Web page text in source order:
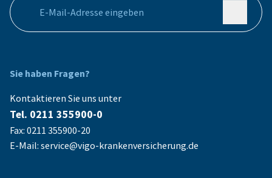
Ihre E-Mail Adresse
Sie haben Fragen?
Kontaktieren Sie uns unter
Tel. 0211 355900-0
Fax: 0211 355900-20
E-Mail: service@vigo-krankenversicherung.de